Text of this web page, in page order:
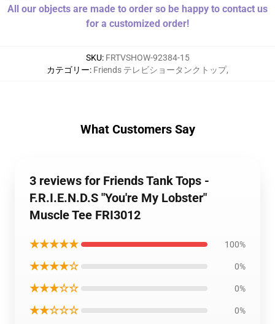
All our objects are made to order so be happy to contact us
for a customized order!
SKU: FRTVSHOW-92384-15
カテゴリー: Friends テレビショータンクトップ,
What Customers Say
3 reviews for Friends Tank Tops -
F.R.I.E.N.D.S "You're My Lobster"
Muscle Tee FRI3012
★★★★★ 100%
★★★★☆ 0%
★★★☆☆ 0%
★★☆☆☆ 0%